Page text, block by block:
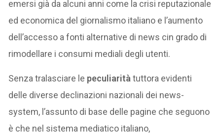
emersi già da alcuni anni come la crisi reputazionale
ed economica del giornalismo italiano e l’aumento
dell’accesso a fonti alternative di news cin grado di
rimodellare i consumi mediali degli utenti.
Senza tralasciare le peculiaritàtuttora evidenti
delle diverse declinazioni nazionali dei news-
system, l’assunto di base delle pagine che seguono
è che nel sistema mediatico italiano,